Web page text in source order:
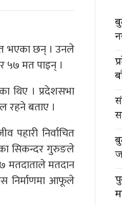
भएका छन् । उनले
५७ मत पाइन् ।
थिए । प्रदेशसभा
रहने बताए ।
पहारी निर्वाचित
सिकन्दर गुरुङले
मतदाताले मतदान
निर्माणमा आफूले